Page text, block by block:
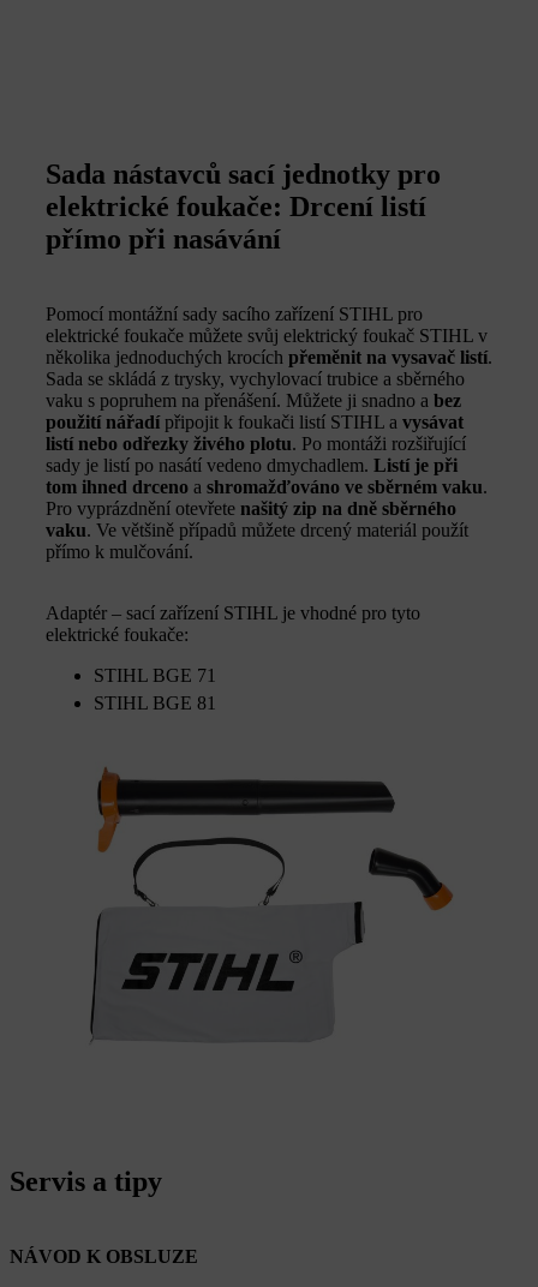
Sada nástavců sací jednotky pro
elektrické foukače: Drcení listí
přímo při nasávání
Pomocí montážní sady sacího zařízení STIHL pro
elektrické foukače můžete svůj elektrický foukač STIHL v
několika jednoduchých krocích přeměnit na vysavač listí.
Sada se skládá z trysky, vychylovací trubice a sběrného
vaku s popruhem na přenášení. Můžete ji snadno a bez
použití nářadí připojit k foukači listí STIHL a vysávat
listí nebo odřezky živého plotu. Po montáži rozšiřující
sady je listí po nasátí vedeno dmychadlem. Listí je při
tom ihned drceno a shromažďováno ve sběrném vaku.
Pro vyprázdnění otevřete našitý zip na dně sběrného
vaku. Ve většině případů můžete drcený materiál použít
přímo k mulčování.
Adaptér – sací zařízení STIHL je vhodné pro tyto
elektrické foukače:
STIHL BGE 71
STIHL BGE 81
Servis a tipy
NÁVOD K OBSLUZE